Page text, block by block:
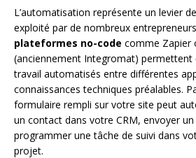
L’automatisation représente un levier
exploité par de nombreux
plateformes no-code comme Zapier
(anciennement Integromat) permettent
travail automatisés entre différentes
connaissances techniques préalables.
formulaire rempli sur votre site peut
un contact dans votre CRM, envoyer
programmer une tâche de suivi dans
projet.